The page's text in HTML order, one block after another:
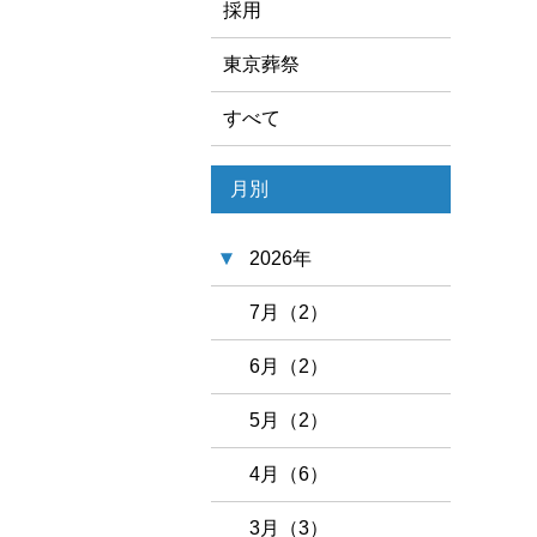
採用
東京葬祭
すべて
月別
2026年
7月（2）
6月（2）
5月（2）
4月（6）
3月（3）